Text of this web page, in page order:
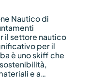
Nautico di
il settore nautico
per il
è uno skiff che
e a…